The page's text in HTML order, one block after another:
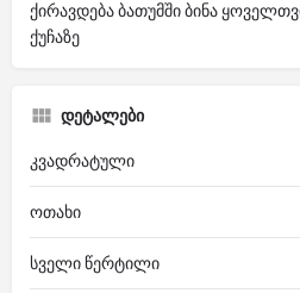
ქირავდება ბათუმში ბინა
ქუჩაზე
დეტალები
კვადრატული
ოთახი
სველი წერტილი